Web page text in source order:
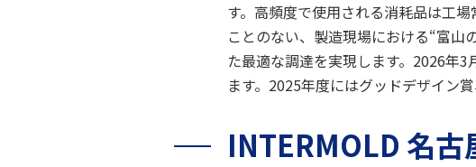
す。高頻度で使用される消耗品は工
ことのない、製造現場における“富山
た最適な調達を実現します。2026年
ます。2025年度にはグッドデザイン
INTERMOLD 名